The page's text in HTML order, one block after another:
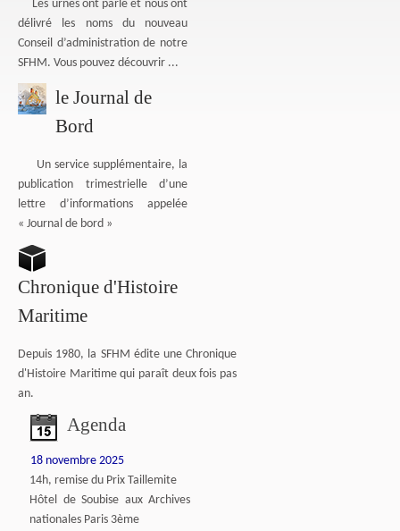
Les urnes ont parlé et nous ont
délivré les noms du nouveau
Conseil d’administration de notre
SFHM. Vous pouvez découvrir ...
le Journal de
Bord
Un service supplémentaire, la
publication trimestrielle d’une
lettre d’informations appelée
« Journal de bord »
Chronique d'Histoire
Maritime
Depuis 1980, la SFHM édite une Chronique
d'Histoire Maritime qui paraît deux fois pas
an.
Agenda
18 novembre 2025
14h, remise du Prix Taillemite
Hôtel de Soubise aux Archives
nationales Paris 3ème